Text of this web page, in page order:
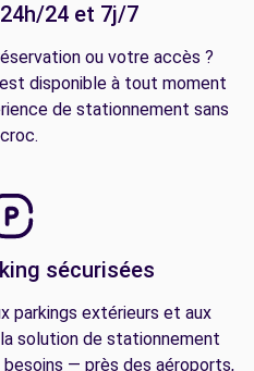
24 et 7j/7
ou votre accès ?
disponible à tout moment
de stationnement sans
sécurisées
parkings extérieurs et aux
solution de stationnement
— près des aéroports,